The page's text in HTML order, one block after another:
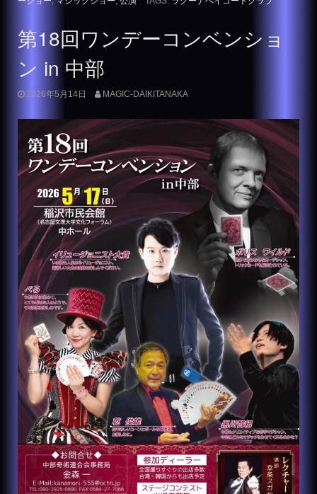
第18回ワンデーコンベンショ
ン in 中部
2026年5月14日 MAGIC-DAIKITANAKA